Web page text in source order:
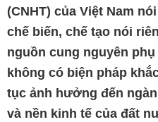
(CNHT) của Việt Nam
chế biến, chế tạo nói
nguồn cung nguyên
không có biện pháp
tục ảnh hưởng đến
và nền kinh tế của đất